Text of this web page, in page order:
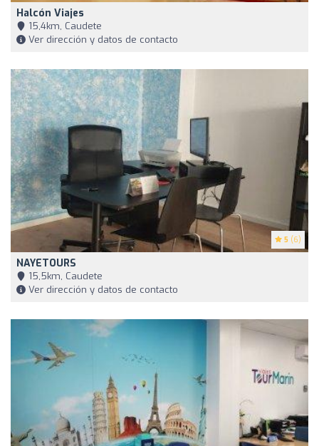
Halcón Viajes
15,4km, Caudete
Ver dirección y datos de contacto
5 (6)
NAYETOURS
15,5km, Caudete
Ver dirección y datos de contacto